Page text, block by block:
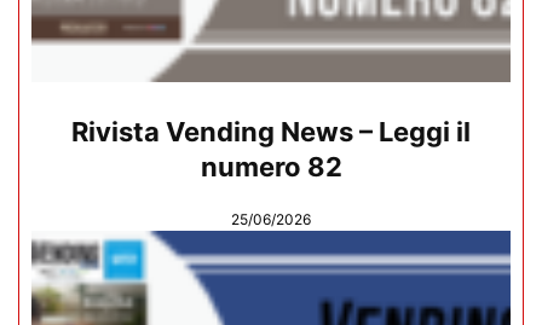
Rivista Vending News – Leggi il
numero 82
25/06/2026